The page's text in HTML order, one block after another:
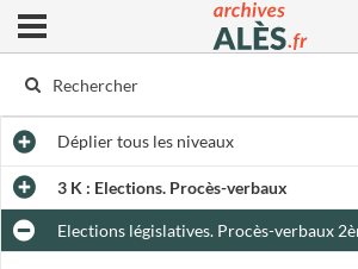
Archives municipales d'Alès
Ouvrir le menu déroulant
Dépliertous les niveaux
3 K : Elections. Procès-verbaux
Elections législatives. Procès-verbaux